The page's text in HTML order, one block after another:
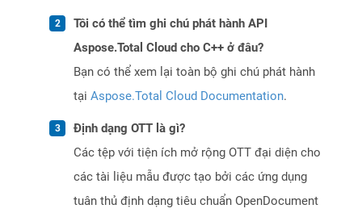
Tôi có thể tìm ghi chú phát hành API
Aspose.Total Cloud cho C++ ở đâu?
Bạn có thể xem lại toàn bộ ghi chú phát hành
tại Aspose.Total Cloud Documentation.
Định dạng OTT là gì?
Các tệp với tiện ích mở rộng OTT đại diện cho
các tài liệu mẫu được tạo bởi các ứng dụng
tuân thủ định dạng tiêu chuẩn OpenDocument